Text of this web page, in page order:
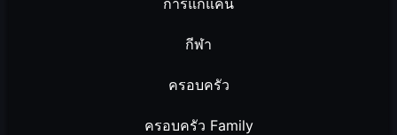
กีฬา
ครอบครัว
ครอบครัว Family